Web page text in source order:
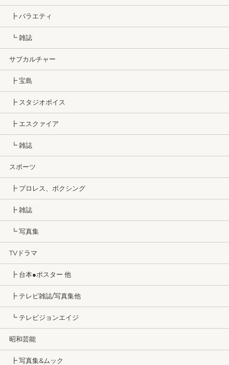
┣ バラエティ
┗ 雑誌
サブカルチャー
┣ 宝島
┣ スタジオボイス
┣ エスクァイア
┗ 雑誌
スポーツ
┣ プロレス、ボクシング
┣ 雑誌
┗ 写真集
TVドラマ
┣ 台本●ポスター 他
┣ テレビ雑誌/写真集他
┗ テレビジョンエイジ
昭和芸能
┣ 写真集&ムック